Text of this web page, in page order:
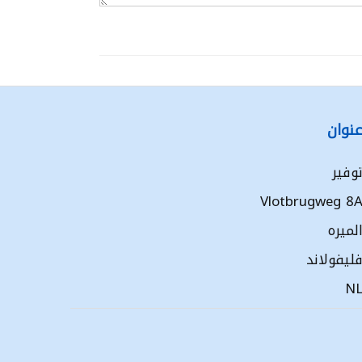
عنوان
توفير
Vlotbrugweg 8A
الميره
فليفولاند
NL